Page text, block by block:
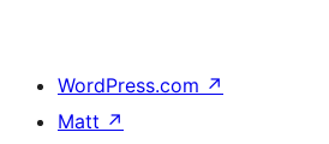
WordPress.com ↗
Matt ↗